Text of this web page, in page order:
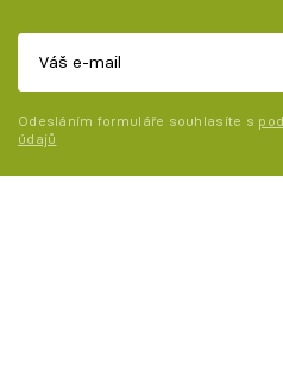
Odesláním formuláře souhlasíte s
údajů